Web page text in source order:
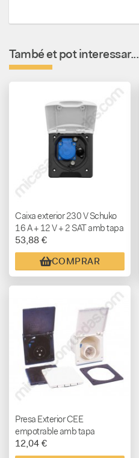
També et pot interessar...
Caixa exterior 230 V Schuko
16 A + 12 V + 2 SAT amb tapa
53,88 €
COMPRAR
Presa Exterior CEE
empotrable amb tapa
12,04 €